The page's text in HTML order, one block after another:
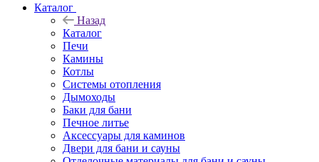
Каталог
Назад
Каталог
Печи
Камины
Котлы
Системы отопления
Дымоходы
Баки для бани
Печное литье
Аксессуары для каминов
Двери для бани и сауны